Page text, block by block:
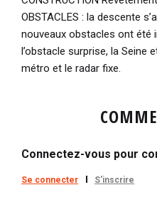
OBSTACLES : la descente
nouveaux obstacles ont été
l’obstacle surprise, la Seine
métro et le radar fixe.
Connectez-vous pour
Se connecter S'inscrire